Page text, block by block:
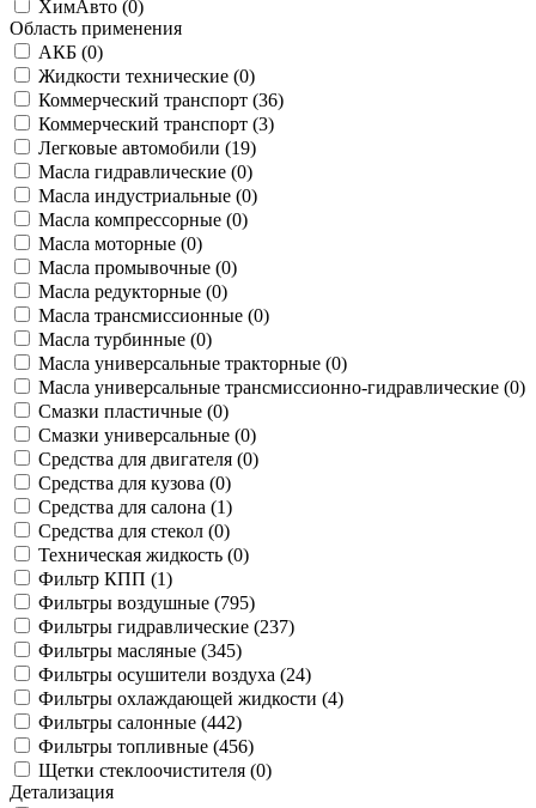
ХимАвто (0)
Область применения
АКБ (0)
Жидкости технические (0)
Коммерческий транспорт (36)
Коммерческий транспорт (3)
Легковые автомобили (19)
Масла гидравлические (0)
Масла индустриальные (0)
Масла компрессорные (0)
Масла моторные (0)
Масла промывочные (0)
Масла редукторные (0)
Масла трансмиссионные (0)
Масла турбинные (0)
Масла универсальные тракторные (0)
Масла универсальные трансмиссионно-гидравлические (0)
Смазки пластичные (0)
Смазки универсальные (0)
Средства для двигателя (0)
Средства для кузова (0)
Средства для салона (1)
Средства для стекол (0)
Техническая жидкость (0)
Фильтр КПП (1)
Фильтры воздушные (795)
Фильтры гидравлические (237)
Фильтры масляные (345)
Фильтры осушители воздуха (24)
Фильтры охлаждающей жидкости (4)
Фильтры салонные (442)
Фильтры топливные (456)
Щетки стеклоочистителя (0)
Детализация